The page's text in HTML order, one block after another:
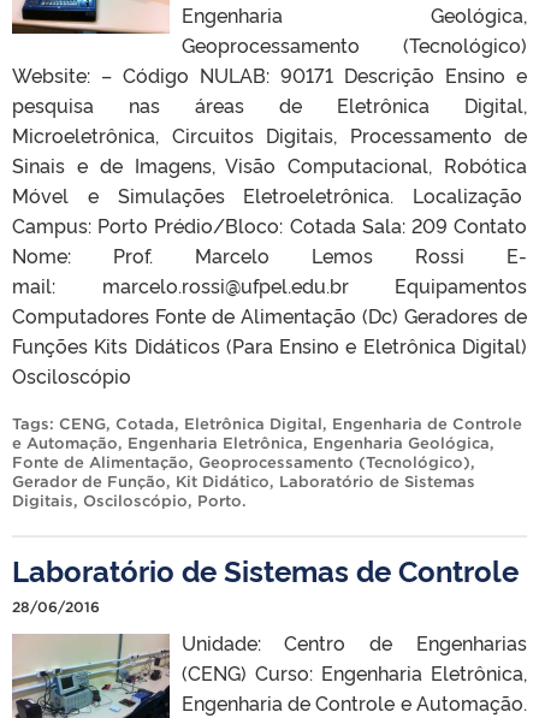
Engenharia Geológica,
Geoprocessamento (Tecnológico)
Website: – Código NULAB: 90171 Descrição Ensino e
pesquisa nas áreas de Eletrônica Digital,
Microeletrônica, Circuitos Digitais, Processamento de
Sinais e de Imagens, Visão Computacional, Robótica
Móvel e Simulações Eletroeletrônica. Localização
Campus: Porto Prédio/Bloco: Cotada Sala: 209 Contato
Nome: Prof. Marcelo Lemos Rossi E-
mail: marcelo.rossi@ufpel.edu.br Equipamentos
Computadores Fonte de Alimentação (Dc) Geradores de
Funções Kits Didáticos (Para Ensino e Eletrônica Digital)
Osciloscópio
Tags: CENG, Cotada, Eletrônica Digital, Engenharia de Controle
e Automação, Engenharia Eletrônica, Engenharia Geológica,
Fonte de Alimentação, Geoprocessamento (Tecnológico),
Gerador de Função, Kit Didático, Laboratório de Sistemas
Digitais, Osciloscópio, Porto.
Laboratório de Sistemas de Controle
28/06/2016
Unidade: Centro de Engenharias
(CENG) Curso: Engenharia Eletrônica,
Engenharia de Controle e Automação.